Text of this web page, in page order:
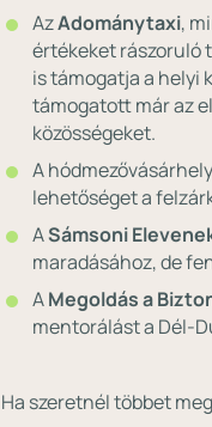
AzAdománytaxi,
értékeket rászoruló
is támogatja a helyi
támogatott már az
közösségeket.
A
lehetőséget a
ASámsoni
maradásához, de
AMegoldás a
mentorálást a Dél-
Ha szeretnél többet